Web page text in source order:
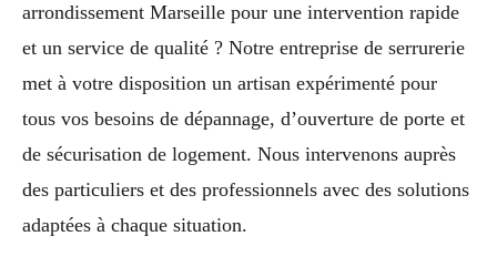
arrondissement Marseille pour une intervention rapide
et un service de qualité ? Notre entreprise de serrurerie
met à votre disposition un artisan expérimenté pour
tous vos besoins de dépannage, d’ouverture de porte et
de sécurisation de logement. Nous intervenons auprès
des particuliers et des professionnels avec des solutions
adaptées à chaque situation.